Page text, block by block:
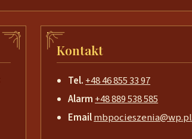
Kontakt
Tel.+48 46 855 33 97
Alarm+48 889 538 585
Emailmbpocieszenia@wp.pl